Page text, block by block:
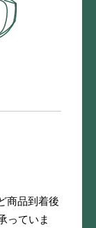
商品到着後
っていま